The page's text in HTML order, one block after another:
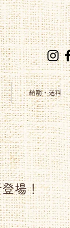
納期・送料
場！